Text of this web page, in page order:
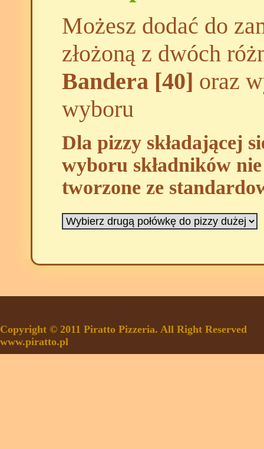
Możesz dodać do
złożoną z dwóch
Bandera [40] oraz
wyboru
Dla pizzy składającej
wyboru składników
tworzone ze
Copyright © 2011 Piratto Pizzeria. All Right Reserved
www.piratto.pl